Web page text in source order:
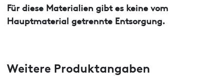
Für diese Materialien gibt es keine vom
Hauptmaterial getrennte Entsorgung.
Weitere Produktangaben